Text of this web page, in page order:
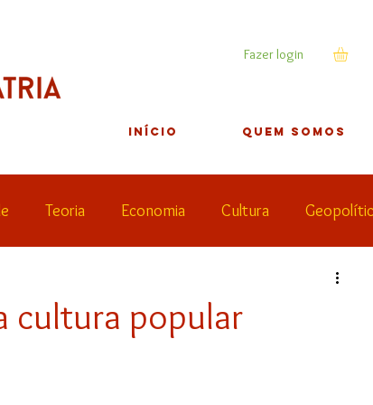
Fazer login
INÍCIO QUEM SOMOS
Teoria Economia Cultura
cultura popular